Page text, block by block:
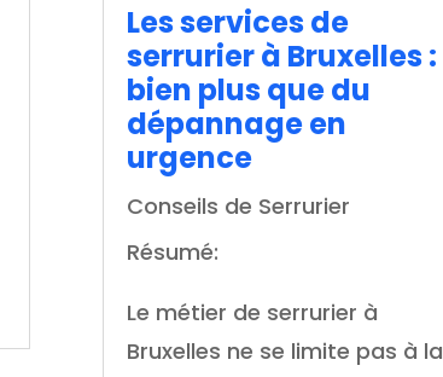
Les services de
serrurier à Bruxelles :
bien plus que du
dépannage en
urgence
Conseils de Serrurier
Résumé:
Le métier de serrurier à
Bruxelles ne se limite pas à la